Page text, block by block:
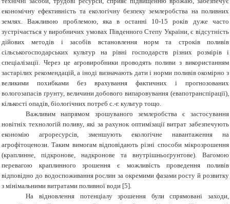
економічну ефективність та екологічну безпеку землеробства на поливних
землях. Важливою проблемою, яка в останні 10-15 років дуже часто
зустрічається у виробничих умовах Південного Степу України, є відсутність
дійових методів і засобів встановлення норм та строків поливів
сільськогосподарських культур на рівні господарств різних розмірів і
спеціалізації. Через це агровиробники проводять поливи з використанням
застарілих рекомендацій, а іноді визначають дати і норми поливів окомірно з
великими похибками без врахування фактичних і прогнозованих
вологозапасів ґрунту, величини добового випаровування (евапотранспірації),
кількості опадів, біологічних потреб с.-г. культур тощо.
Важливим напрямом зрошуваного землеробства є застосування
новітніх технологій поливу, які за рахунок оптимізації витрат забезпечують
економію агроресурсів, зменшують екологічне навантаження на
агрофітоценози. Таким вимогам відповідають різні способи мікрозрошення
(краплинне, підкронове, надкронове та внутрішньоґрунтове). Вагомою
перевагою краплинного зрошення є можливість проведення поливів
відповідно до водоспоживання рослин за окремими фазами росту й розвитку
з мінімальними витратами поливної води [5].
На відновлення потенціалу зрошення були спрямовані заходи,